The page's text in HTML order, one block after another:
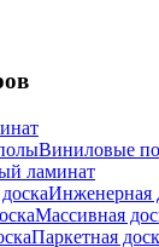
Виниловые
ламинат
Инженерная
Массивная
Паркетная